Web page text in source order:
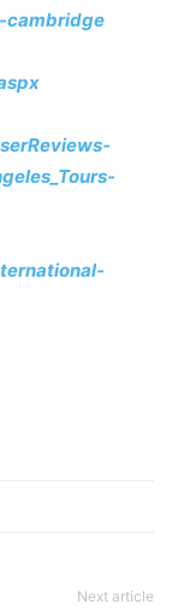
Next article